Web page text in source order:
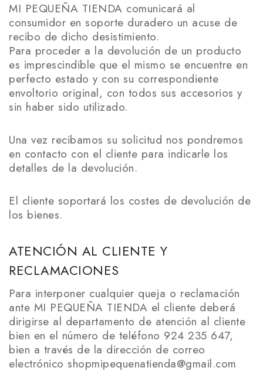
MI PEQUEÑA TIENDA comunicará al
consumidor en soporte duradero un acuse de
recibo de dicho desistimiento.
Para proceder a la devolución de un producto
es imprescindible que el mismo se encuentre en
perfecto estado y con su correspondiente
envoltorio original, con todos sus accesorios y
sin haber sido utilizado.
Una vez recibamos su solicitud nos pondremos
en contacto con el cliente para indicarle los
detalles de la devolución.
El cliente soportará los costes de devolución de
los bienes.
ATENCIÓN AL CLIENTE Y
RECLAMACIONES
Para interponer cualquier queja o reclamación
ante MI PEQUEÑA TIENDA el cliente deberá
dirigirse al departamento de atención al cliente
bien en el número de teléfono 924 235 647,
bien a través de la dirección de correo
electrónico shopmipequenatienda@gmail.com